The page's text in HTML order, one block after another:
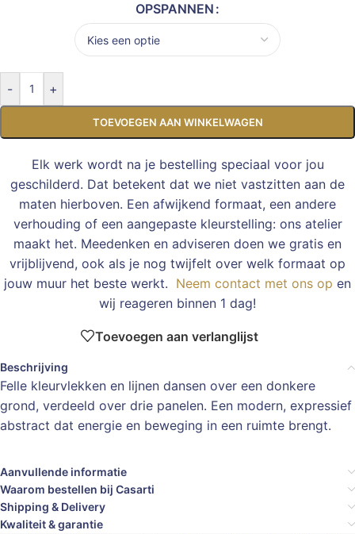
OPSPANNEN
- +
TOEVOEGEN AAN WINKELWAGEN
Elk werk wordt na je bestelling speciaal voor jou
geschilderd. Dat betekent dat we niet vastzitten aan de
maten hierboven. Een afwijkend formaat, een andere
verhouding of een aangepaste kleurstelling: ons atelier
maakt het. Meedenken en adviseren doen we gratis en
vrijblijvend, ook als je nog twijfelt over welk formaat op
jouw muur het beste werkt. Neem contact met ons op en
wij reageren binnen 1 dag!
Toevoegen aan verlanglijst
Beschrijving
Felle kleurvlekken en lijnen dansen over een donkere
grond, verdeeld over drie panelen. Een modern, expressief
abstract dat energie en beweging in een ruimte brengt.
Aanvullende informatie
Waarom bestellen bij Casarti
Shipping & Delivery
Kwaliteit & garantie